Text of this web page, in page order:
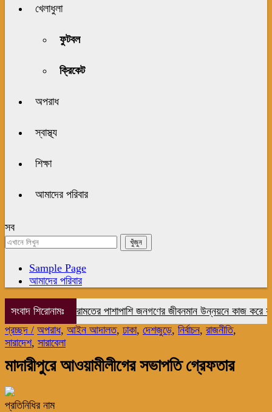
খেলাধুলা
ফুটবল
ক্রিকেট
অপরাধ
স্বাস্থ্য
শিক্ষা
আমাদের পরিবার
সব
Sample Page
আমাদের পরিবার
সংবাদ শিরোনামঃরাষ্ট্র মেরামতের পাশাপাশি জনগণের জীবনমান উন্নয়নে কাজ করে
প্রচ্ছদ / অপরাধ, আইন আদালত, ঢাকা, দেশজুড়ে, নির্বাচন, রাজনীতি,
সারাদেশ, সারাবেলা
মাদারীপুরে আওয়ামীলীগের সভাপতি গ্রেফতার
প্রতিনিধির নাম